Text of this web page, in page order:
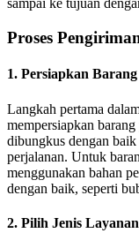
sampai ke tujuan
Proses
1. Persiapkan
Langkah pertama
mempersiapkan
dibungkus dengan baik
perjalanan. Untuk
menggunakan bahan
dengan baik, seperti
2. Pilih Jenis